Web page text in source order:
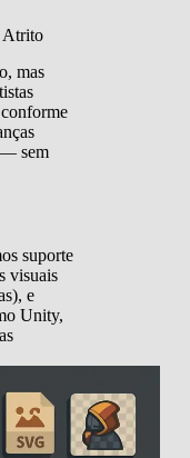
Atrito
mas
— sem
suporte
visuais
e
Unity,